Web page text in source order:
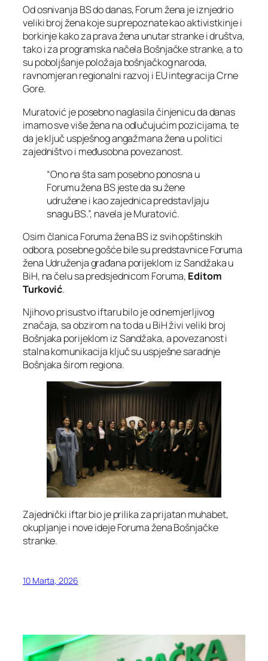
Od osnivanja BS do danas, Forum žena je iznjedrio
veliki broj žena koje su prepoznate kao aktivistkinje i
borkinje kako za prava žena unutar stranke i društva,
tako i za programska načela Bošnjačke stranke, a to
su poboljšanje položaja bošnjačkog naroda,
ravnomjeran regionalni razvoj i EU integracija Crne
Gore.
Muratović je posebno naglasila činjenicu da danas
imamo sve više žena na odlučujućim pozicijama, te
da je ključ uspješnog angažmana žena u politici
zajedništvo i međusobna povezanost.
“Ono na šta sam posebno ponosna u
Forumu žena BS jeste da su žene
udružene i kao zajednica predstavljaju
snagu BS.”, navela je Muratović.
Osim članica Foruma žena BS iz svih opštinskih
odbora, posebne gošće bile su predstavnice Foruma
žena Udruženja građana porijeklom iz Sandžaka u
BiH, na čelu sa predsjednicom Foruma, Editom
Turković.
Njihovo prisustvo iftaru bilo je od nemjerljivog
značaja, sa obzirom na to da u BiH živi veliki broj
Bošnjaka porijeklom iz Sandžaka, a povezanost i
stalna komunikacija ključ su uspješne saradnje
Bošnjaka širom regiona.
Zajednički iftar bio je prilika za prijatan muhabet,
okupljanje i nove ideje Foruma žena Bošnjačke
stranke.
10 Marta, 2026